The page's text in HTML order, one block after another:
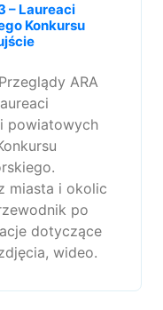
– Laureaci
Konkursu
ARA
powiatowych
miasta i okolic
po
dotyczące
wideo.